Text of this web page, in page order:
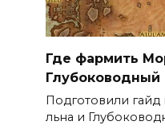
Где фармить
Подготовили
льна и